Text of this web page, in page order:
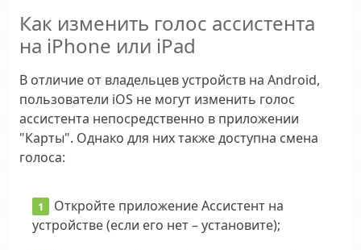
Как изменить голос ассистента
на iPhone или iPad
В отличие от владельцев устройств на Android,
пользователи iOS не могут изменить голос
ассистента непосредственно в приложении
"Карты". Однако для них также доступна смена
голоса:
Откройте приложение Ассистент на
устройстве (если его нет – установите);